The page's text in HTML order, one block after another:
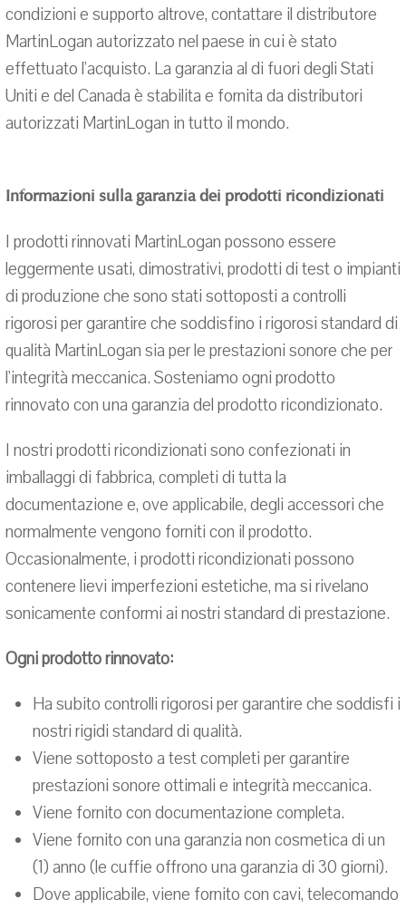
condizioni e supporto altrove, contattare il distributore
MartinLogan autorizzato nel paese in cui è stato
effettuato l'acquisto. La garanzia al di fuori degli Stati
Uniti e del Canada è stabilita e fornita da distributori
autorizzati MartinLogan in tutto il mondo.
Informazioni sulla garanzia dei prodotti ricondizionati
I prodotti rinnovati MartinLogan possono essere
leggermente usati, dimostrativi, prodotti di test o impianti
di produzione che sono stati sottoposti a controlli
rigorosi per garantire che soddisfino i rigorosi standard di
qualità MartinLogan sia per le prestazioni sonore che per
l'integrità meccanica. Sosteniamo ogni prodotto
rinnovato con una garanzia del prodotto ricondizionato.
I nostri prodotti ricondizionati sono confezionati in
imballaggi di fabbrica, completi di tutta la
documentazione e, ove applicabile, degli accessori che
normalmente vengono forniti con il prodotto.
Occasionalmente, i prodotti ricondizionati possono
contenere lievi imperfezioni estetiche, ma si rivelano
sonicamente conformi ai nostri standard di prestazione.
Ogni prodotto rinnovato:
Ha subito controlli rigorosi per garantire che soddisfi i
nostri rigidi standard di qualità.
Viene sottoposto a test completi per garantire
prestazioni sonore ottimali e integrità meccanica.
Viene fornito con documentazione completa.
Viene fornito con una garanzia non cosmetica di un
(1) anno (le cuffie offrono una garanzia di 30 giorni).
Dove applicabile, viene fornito con cavi, telecomando